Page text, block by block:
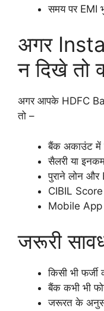
समय पर EMI
अगर
न दिखे तो
अगर आपके HDFC
तो –
बैंक अकाउंट में
सैलरी या
पुराने लोन और
CIBIL Score
Mobile
जरूरी
किसी भी
बैंक कभी भी
जरूरत के